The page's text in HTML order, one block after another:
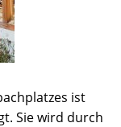
ist
Sie wird durch